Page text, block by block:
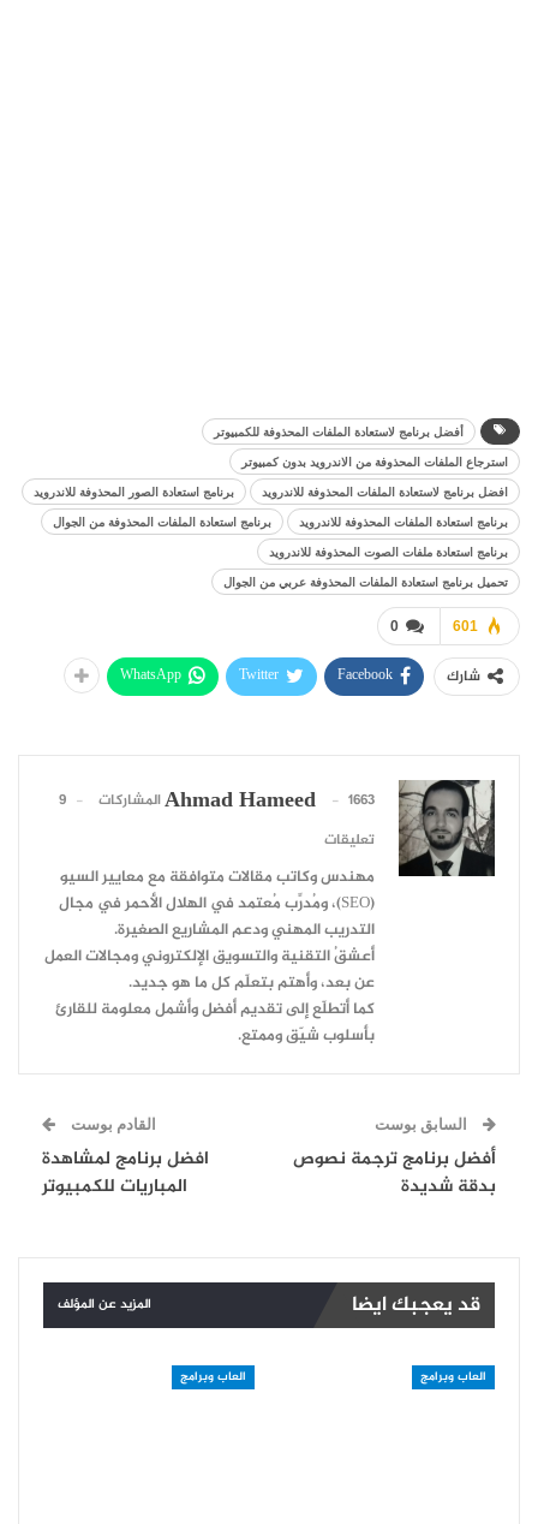
أفضل برنامج لاستعادة الملفات المحذوفة للكمبيوتر
استرجاع الملفات المحذوفة من الاندرويد بدون كمبيوتر
افضل برنامج لاستعادة الملفات المحذوفة للاندرويد
برنامج استعادة الصور المحذوفة للاندرويد
برنامج استعادة الملفات المحذوفة للاندرويد
برنامج استعادة الملفات المحذوفة من الجوال
برنامج استعادة ملفات الصوت المحذوفة للاندرويد
تحميل برنامج استعادة الملفات المحذوفة عربي من الجوال
0 601
شارك Facebook
Twitter
WhatsApp
Ahmad Hameed 1663 المشاركات
9
تعليقات
مهندس وكاتب مقالات متوافقة مع معايير السيو
(SEO)، ومُدرِّب مُعتمد في الهلال الأحمر في مجال
التدريب المهني ودعم المشاريع الصغيرة.
أعشقُ التقنية والتسويق الإلكتروني ومجالات العمل
عن بعد، وأهتم بتعلّم كل ما هو جديد.
كما أتطلّع إلى تقديم أفضل وأشمل معلومة للقارئ
بأسلوب شيّق وممتع.
السابق بوست
أفضل برنامج ترجمة نصوص
بدقة شديدة
القادم بوست
افضل برنامج لمشاهدة
المباريات للكمبيوتر
قد يعجبك ايضا المزيد عن المؤلف
العاب وبرامج العاب وبرامج